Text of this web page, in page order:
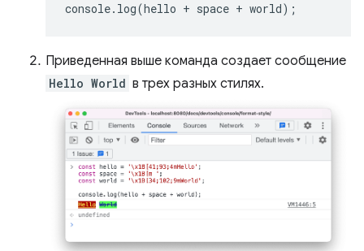
console. log(hello + space + world);
Приведенная выше команда создает сообщение
Hello World в трех разных стилях.